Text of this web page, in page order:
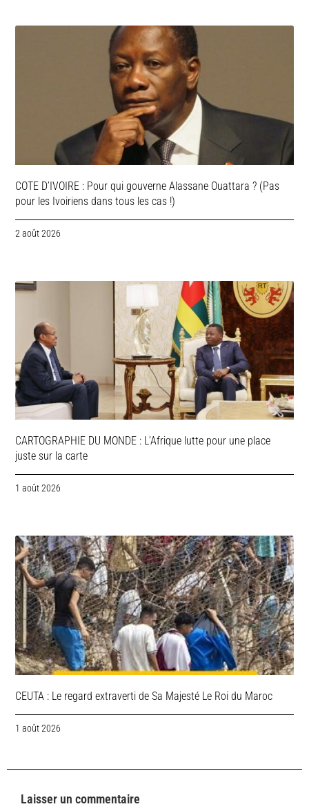
COTE D’IVOIRE : Pour qui gouverne Alassane Ouattara ? (Pas
pour les Ivoiriens dans tous les cas !)
2 août 2026
CARTOGRAPHIE DU MONDE : L’Afrique lutte pour une place
juste sur la carte
1 août 2026
CEUTA : Le regard extraverti de Sa Majesté Le Roi du Maroc
1 août 2026
Laisser un commentaire